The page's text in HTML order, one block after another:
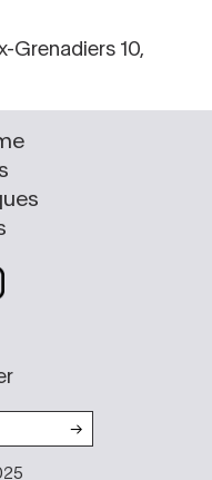
Grenadiers 10,